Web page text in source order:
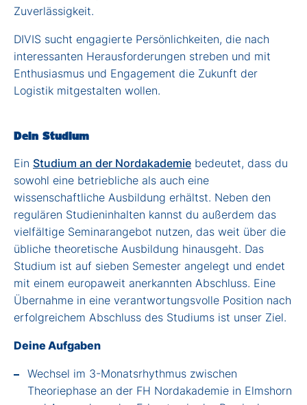
Zuverlässigkeit.
DIVIS sucht engagierte Persönlichkeiten, die nach
interessanten Herausforderungen streben und mit
Enthusiasmus und Engagement die Zukunft der
Logistik mitgestalten wollen.
Dein Studium
Ein Studium an der Nordakademie bedeutet, dass du
sowohl eine betriebliche als auch eine
wissenschaftliche Ausbildung erhältst. Neben den
regulären Studieninhalten kannst du außerdem das
vielfältige Seminarangebot nutzen, das weit über die
übliche theoretische Ausbildung hinausgeht. Das
Studium ist auf sieben Semester angelegt und endet
mit einem europaweit anerkannten Abschluss. Eine
Übernahme in eine verantwortungsvolle Position nach
erfolgreichem Abschluss des Studiums ist unser Ziel.
Deine Aufgaben
Wechsel im 3-Monatsrhythmus zwischen
Theoriephase an der FH Nordakademie in Elmshorn